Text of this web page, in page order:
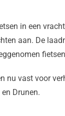
in een
aan. De
nu vast voor
Drunen.